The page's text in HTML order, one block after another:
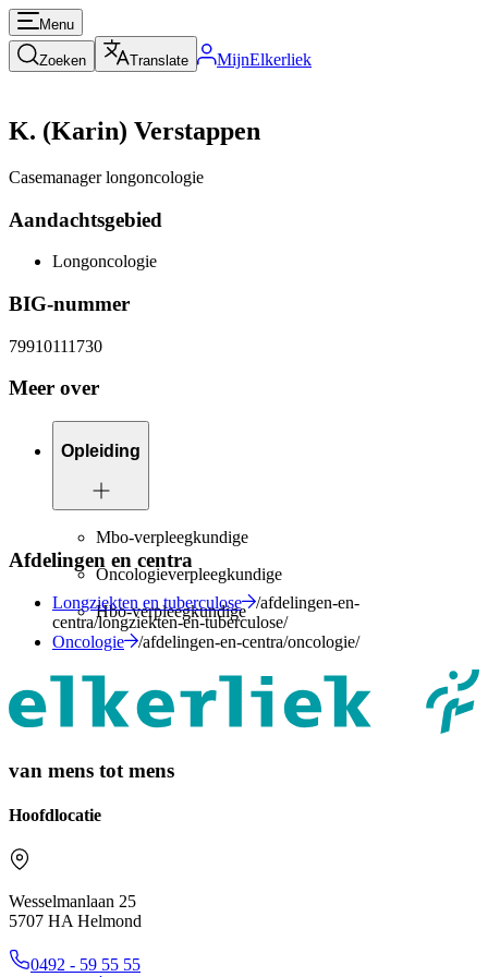
Menu
Zoeken Translate MijnElkerliek
K. (Karin) Verstappen
Casemanager longoncologie
Aandachtsgebied
Longoncologie
BIG-nummer
79910111730
Meer over
Opleiding
Mbo-verpleegkundige
Oncologieverpleegkundige
Hbo-verpleegkundige
Afdelingen en centra
Longziekten en tuberculose
/afdelingen-en-
centra/longziekten-en-tuberculose/
Oncologie
/afdelingen-en-centra/oncologie/
van mens tot mens
Hoofdlocatie
Wesselmanlaan 25
5707 HA Helmond
0492 - 59 55 55